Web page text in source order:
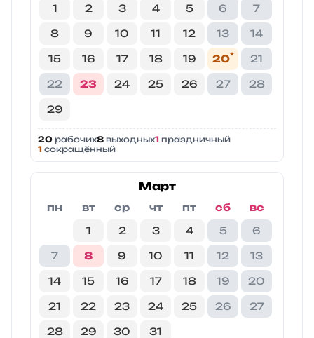
1
2 3 4 5 6 7
8 9 10 11 12 13 14
15 16 17 18 19 20* 21
22 23 24 25 26 27 28
29
20 рабочих8 выходных1 праздничный
1 сокращённый
Март
пн вт ср чт пт сб
вс
1
2 3 4 5 6
7 8 9 10 11 12 13
14 15 16 17 18 19 20
21 22 23 24 25 26 27
28 29 30 31